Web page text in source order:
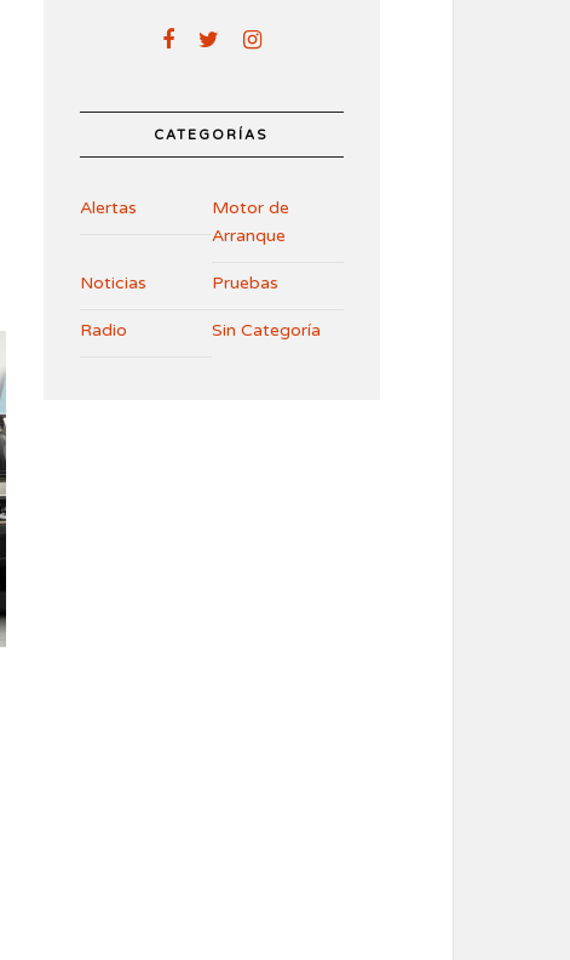
CATEGORÍAS
Alertas
Motor de
Arranque
Noticias Pruebas
Radio Sin Categoría